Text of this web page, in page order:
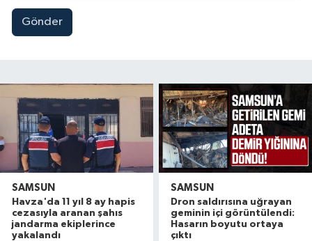
Gönder
SAMSUN
Havza'da 11 yıl 8 ay hapis
cezasıyla aranan şahıs
jandarma ekiplerince
yakalandı
SAMSUN
Dron saldırısına uğrayan
geminin içi görüntülendi:
Hasarın boyutu ortaya
çıktı